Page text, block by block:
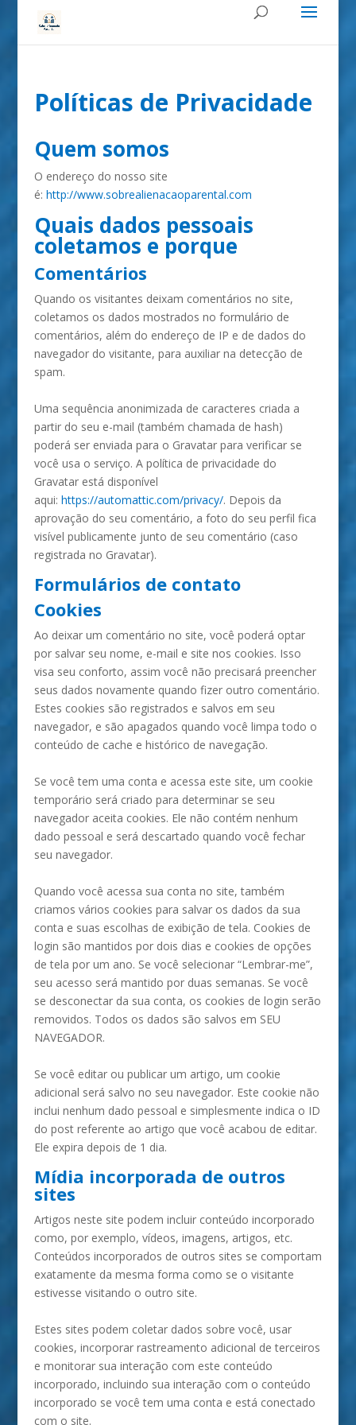
Políticas de Privacidade
Quem somos
O endereço do nosso site
é: http://www.sobrealienacaoparental.com
Quais dados pessoais
coletamos e porque
Comentários
Quando os visitantes deixam comentários no site,
coletamos os dados mostrados no formulário de
comentários, além do endereço de IP e de dados do
navegador do visitante, para auxiliar na detecção de
spam.
Uma sequência anonimizada de caracteres criada a
partir do seu e-mail (também chamada de hash)
poderá ser enviada para o Gravatar para verificar se
você usa o serviço. A política de privacidade do
Gravatar está disponível
aqui: https://automattic.com/privacy/. Depois da
aprovação do seu comentário, a foto do seu perfil fica
visível publicamente junto de seu comentário (caso
registrada no Gravatar).
Formulários de contato
Cookies
Ao deixar um comentário no site, você poderá optar
por salvar seu nome, e-mail e site nos cookies. Isso
visa seu conforto, assim você não precisará preencher
seus dados novamente quando fizer outro comentário.
Estes cookies são registrados e salvos em seu
navegador, e são apagados quando você limpa todo o
conteúdo de cache e histórico de navegação.
Se você tem uma conta e acessa este site, um cookie
temporário será criado para determinar se seu
navegador aceita cookies. Ele não contém nenhum
dado pessoal e será descartado quando você fechar
seu navegador.
Quando você acessa sua conta no site, também
criamos vários cookies para salvar os dados da sua
conta e suas escolhas de exibição de tela. Cookies de
login são mantidos por dois dias e cookies de opções
de tela por um ano. Se você selecionar “Lembrar-me”,
seu acesso será mantido por duas semanas. Se você
se desconectar da sua conta, os cookies de login serão
removidos. Todos os dados são salvos em SEU
NAVEGADOR.
Se você editar ou publicar um artigo, um cookie
adicional será salvo no seu navegador. Este cookie não
inclui nenhum dado pessoal e simplesmente indica o ID
do post referente ao artigo que você acabou de editar.
Ele expira depois de 1 dia.
Mídia incorporada de outros
sites
Artigos neste site podem incluir conteúdo incorporado
como, por exemplo, vídeos, imagens, artigos, etc.
Conteúdos incorporados de outros sites se comportam
exatamente da mesma forma como se o visitante
estivesse visitando o outro site.
Estes sites podem coletar dados sobre você, usar
cookies, incorporar rastreamento adicional de terceiros
e monitorar sua interação com este conteúdo
incorporado, incluindo sua interação com o conteúdo
incorporado se você tem uma conta e está conectado
com o site.